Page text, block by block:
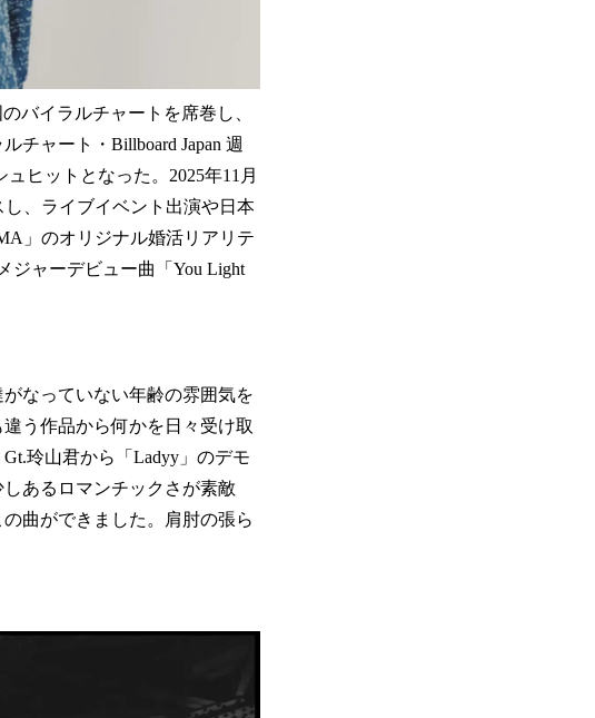
バイラルチャートを席巻し、
チャート・Billboard Japan 週
ヒットとなった。2025年11月
し、ライブイベント出演や日本
」のオリジナル婚活リアリテ
ジャーデビュー曲「You Light
なっていない年齢の雰囲気を
う作品から何かを日々受け取
玲山君から「Ladyy」のデモ
あるロマンチックさが素敵
曲ができました。肩肘の張ら